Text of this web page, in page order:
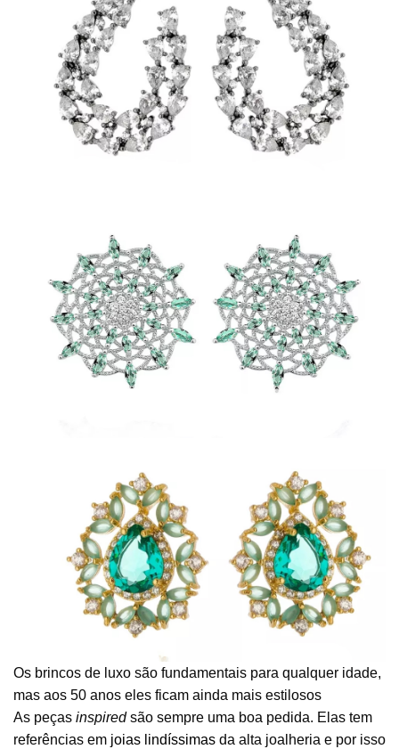
Os brincos de luxo são fundamentais para qualquer idade,
mas aos 50 anos eles ficam ainda mais estilosos
As peças inspiredsão sempre uma boa pedida. Elas tem
referências em joias lindíssimas da alta joalheria e por isso